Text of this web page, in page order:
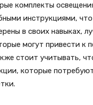
комплекты
инструкциями,
в своих навыках,
могут привести к
стоит учитывать,
которые